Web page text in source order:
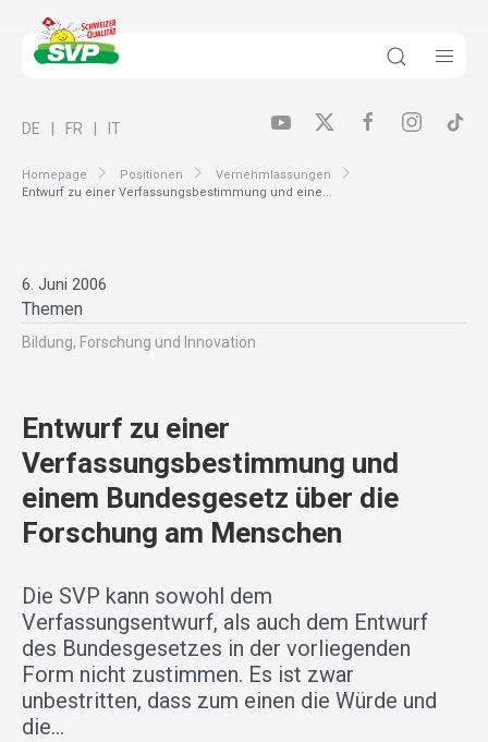
Homepage Positionen
Vernehmlassungen
Entwurf zu einer Verfassungsbestimmung und eine...
DE FR IT
6. Juni 2006
Themen
Bildung, Forschung und Innovation
Entwurf zu einer
Verfassungsbestimmung und
einem Bundesgesetz über die
Forschung am Menschen
Die SVP kann sowohl dem
Verfassungsentwurf, als auch dem Entwurf
des Bundesgesetzes in der vorliegenden
Form nicht zustimmen. Es ist zwar
unbestritten, dass zum einen die Würde und
die…